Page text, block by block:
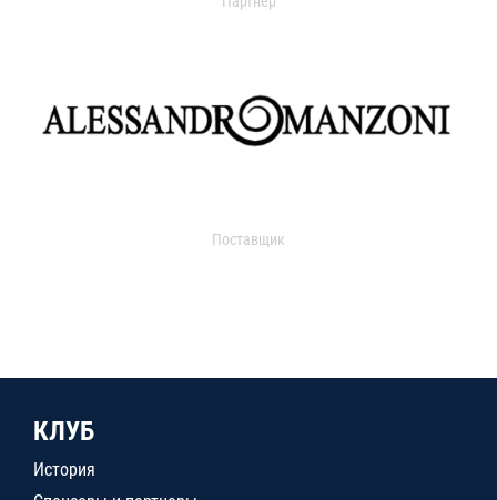
Поставщик
КЛУБ
История